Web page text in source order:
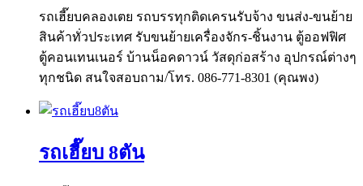
รถเฮี๊ยบคลองเตย รถบรรทุกติดเครนรับจ้าง ขนส่ง-ขนย้าย
สินค้าทั่วประเทศ รับขนย้ายเครื่องจักร-ชิ้นงาน ตู้ออฟฟิศ
ตู้คอนเทนเนอร์ บ้านน็อคดาวน์ วัสดุก่อสร้าง อุปกรณ์ต่างๆ
ทุกชนิด สนใจสอบถาม/โทร. 086-771-8301 (คุณพง)
รถเฮี๊ยบ 8ตัน